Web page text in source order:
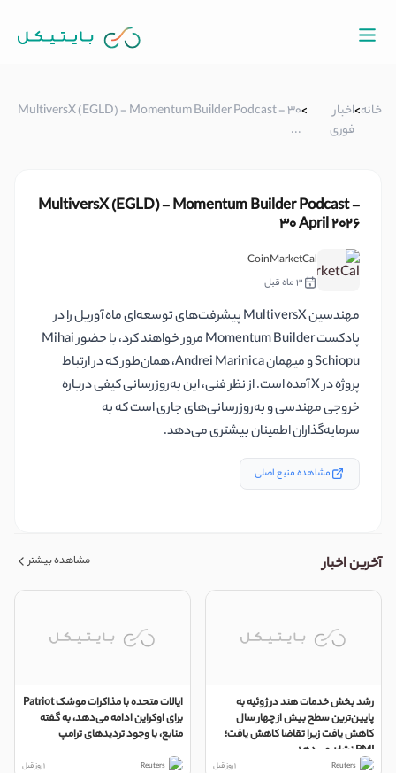
خانه>اخبار
فوری
>
MultiversX (EGLD) - Momentum Builder Podcast - 30
...
MultiversX (EGLD) - Momentum Builder Podcast -
30 April 2026
CoinMarketCal
3 ماه قبل
مهندسین MultiversX پیشرفت‌های توسعه‌ای ماه آوریل را در
پادکست Momentum Builder مرور خواهند کرد، با حضور Mihai
Schiopu و میهمان Andrei Marinica، همان‌طور که در ارتباط
پروژه در X آمده است. از نظر فنی، این به‌روزرسانی کیفی درباره
خروجی مهندسی و به‌روزرسانی‌های جاری است که به
سرمایه‌گذاران اطمینان بیشتری می‌دهد.
مشاهده منبع اصلی
آخرین اخبار مشاهده بیشتر
رشد بخش خدمات هند در ژوئیه به
پایین‌ترین سطح بیش از چهار سال
کاهش یافت زیرا تقاضا کاهش یافت؛
PMI نشان می‌دهد
Reuters 1 روز قبل
ایالات متحده با مذاکرات موشک Patriot
برای اوکراین ادامه می‌دهد، به گفته
منابع، با وجود تردیدهای ترامپ
Reuters 1 روز قبل